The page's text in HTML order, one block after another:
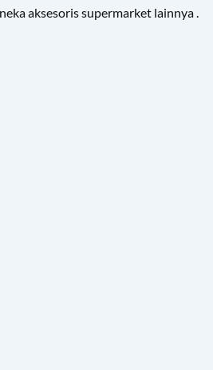
aksesoris supermarket lainnya .